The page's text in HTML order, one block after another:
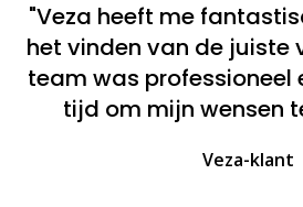
"Veza heeft me
het vinden van de juiste
team was professioneel
tijd om mijn wensen
Veza-klant